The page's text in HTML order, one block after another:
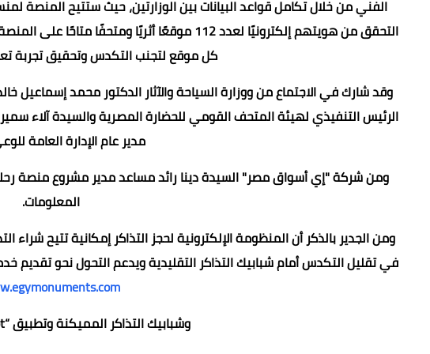
الفني من خلال تكامل قواعد البيانات بين الوزارتين، حيث ستتيح المنصة
التحقق من هويتهم إلكترونيًا لعدد 112 موقعًا
كل موقع لتجنب التكدس وتحقيق تجربة
وقد شارك في الاجتماع من ووزارة السياحة والآثار الدكتور محمد إسماعيل
الرئيس التنفيذي لهيئة المتحف القومي للحضارة المصرية والسيدة آلاء
مدير عام الإدارة العامة
ومن شركة "إي أسواق مصر" السيدة دينا رائد مساعد مدير مشروع منصة
المعلومات.
ومن الجدير بالذكر أن المنظومة الإلكترونية لحجز التذاكر إمكانية تتيح
في تقليل التكدس أمام شبابيك التذاكر التقليدية ويدعم التحول نحو
وشبابيك التذاكر المميكنة وتطبيق “Experience Egypt”